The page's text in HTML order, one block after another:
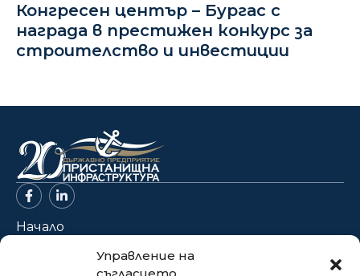
Управление на
Конгресен център – Бургас с
награда в престижен конкурс за
строителство и инвестиции
Начало